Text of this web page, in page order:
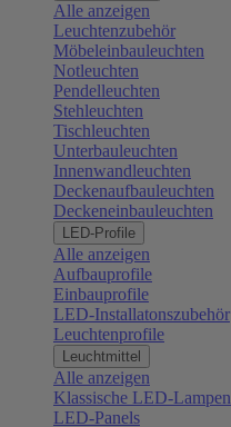
Alle anzeigen
Leuchtenzubehör
Möbeleinbauleuchten
Notleuchten
Pendelleuchten
Stehleuchten
Tischleuchten
Unterbauleuchten
Innenwandleuchten
Deckenaufbauleuchten
Deckeneinbauleuchten
LED-Profile
Alle anzeigen
Aufbauprofile
Einbauprofile
LED-Installatonszubehör
Leuchtenprofile
Leuchtmittel
Alle anzeigen
Klassische LED-Lampen
LED-Panels